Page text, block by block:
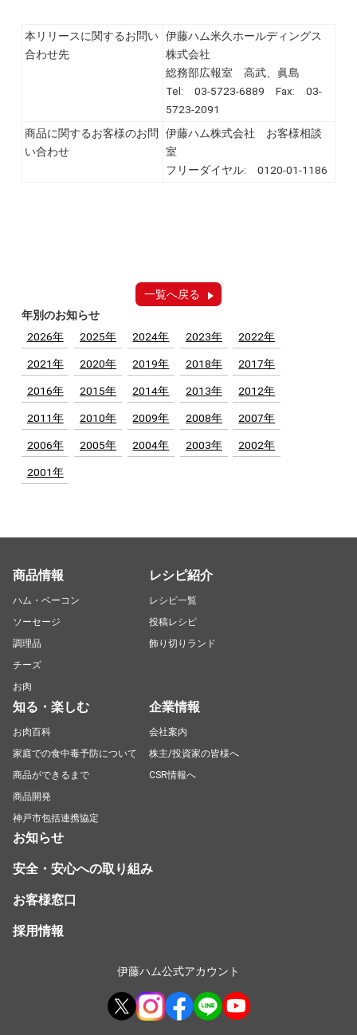
本リリースに関するお問い
合わせ先
伊藤ハム米久ホールディングス
株式会社
総務部広報室 高武、眞島
Tel: 03-5723-6889 Fax: 03-
5723-2091
商品に関するお客様のお問
い合わせ
伊藤ハム株式会社 お客様相談
室
フリーダイヤル: 0120-01-1186
一覧へ戻る
年別のお知らせ
2026年
2025年 2024年 2023年 2022年
2021年 2020年 2019年 2018年 2017年
2016年 2015年 2014年 2013年 2012年
2011年 2010年 2009年 2008年 2007年
2006年 2005年 2004年 2003年 2002年
2001年
商品情報
ハム・ベーコン
ソーセージ
調理品
チーズ
お肉
レシピ紹介
レシピ一覧
投稿レシピ
飾り切りランド
知る・楽しむ
お肉百科
家庭での食中毒予防について
商品ができるまで
商品開発
神戸市包括連携協定
企業情報
会社案内
株主/投資家の皆様へ
CSR情報へ
お知らせ
安全・安心への取り組み
お客様窓口
採用情報
伊藤ハム公式アカウント